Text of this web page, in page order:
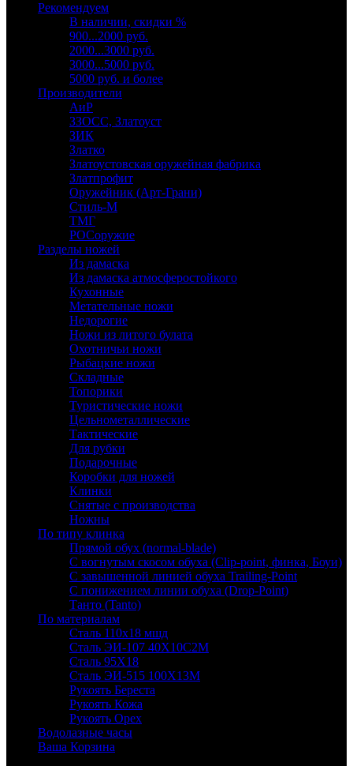
Рекомендуем
В наличии, скидки %
900...2000 руб.
2000...3000 руб.
3000...5000 руб.
5000 руб. и более
Производители
АиР
ЗЗОСС, Златоуст
ЗИК
Златко
Златоустовская оружейная фабрика
Златпрофит
Оружейник (Арт-Грани)
Стиль-М
ТМГ
РОСоружие
Разделы ножей
Из дамаска
Из дамаска атмосферостойкого
Кухонные
Метательные ножи
Недорогие
Ножи из литого булата
Охотничьи ножи
Рыбацкие ножи
Складные
Топорики
Туристические ножи
Цельнометаллические
Тактические
Для рубки
Подарочные
Коробки для ножей
Клинки
Снятые с производства
Ножны
По типу клинка
Прямой обух (normal-blade)
С вогнутым скосом обуха (Clip-point, финка, Боуи)
С завышенной линией обуха Trailing-Point
С понижением линии обуха (Drop-Point)
Танто (Tanto)
По материалам
Сталь 110х18 мшд
Сталь ЭИ-107 40Х10С2М
Сталь 95Х18
Сталь ЭИ-515 100Х13М
Рукоять Береста
Рукоять Кожа
Рукоять Орех
Водолазные часы
Ваша Корзина